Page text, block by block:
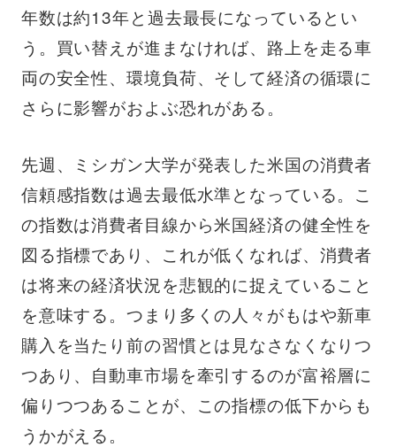
年数は約13年と過去最長になっているとい
う。買い替えが進まなければ、路上を走る車
両の安全性、環境負荷、そして経済の循環に
さらに影響がおよぶ恐れがある。
先週、ミシガン大学が発表した米国の消費者
信頼感指数は過去最低水準となっている。こ
の指数は消費者目線から米国経済の健全性を
図る指標であり、これが低くなれば、消費者
は将来の経済状況を悲観的に捉えていること
を意味する。つまり多くの人々がもはや新車
購入を当たり前の習慣とは見なさなくなりつ
つあり、自動車市場を牽引するのが富裕層に
偏りつつあることが、この指標の低下からも
うかがえる。